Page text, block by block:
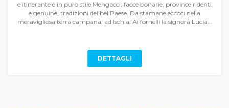
e itinerante è in puro stile Mengacci: facce bonarie, province ridenti
e genuine, tradizioni del bel Paese. Da stamane eccoci nella
meravigliosa terra campana, ad Ischia. Ai fornelli la signora Lucia...
DETTAGLI